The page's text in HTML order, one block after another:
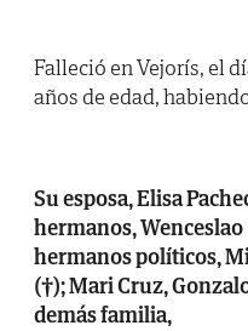
Falleció en Vejorís, el
años de edad,
Su esposa, Elisa
hermanos,
hermanos políticos,
(†); Mari Cruz,
demás familia,